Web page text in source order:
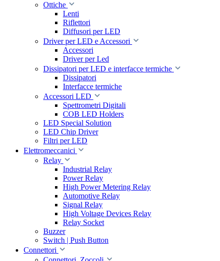
Ottiche
Lenti
Riflettori
Diffusori per LED
Driver per LED e Accessori
Accessori
Driver per Led
Dissipatori per LED e interfacce termiche
Dissipatori
Interfacce termiche
Accessori LED
Spettrometri Digitali
COB LED Holders
LED Special Solution
LED Chip Driver
Filtri per LED
Elettromeccanici
Relay
Industrial Relay
Power Relay
High Power Metering Relay
Automotive Relay
Signal Relay
High Voltage Devices Relay
Relay Socket
Buzzer
Switch | Push Button
Connettori